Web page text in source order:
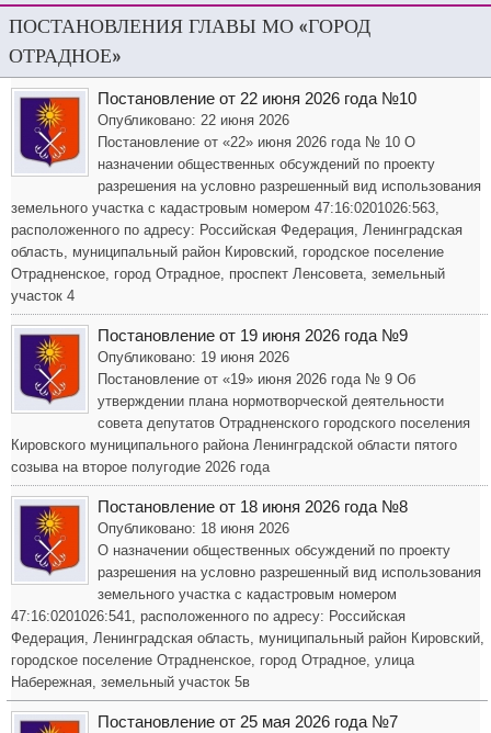
ПОСТАНОВЛЕНИЯ ГЛАВЫ МО «ГОРОД
ОТРАДНОЕ»
Постановление от 22 июня 2026 года №10
Опубликовано: 22 июня 2026
Постановление от «22» июня 2026 года № 10 О
назначении общественных обсуждений по проекту
разрешения на условно разрешенный вид использования
земельного участка с кадастровым номером 47:16:0201026:563,
расположенного по адресу: Российская Федерация, Ленинградская
область, муниципальный район Кировский, городское поселение
Отрадненское, город Отрадное, проспект Ленсовета, земельный
участок 4
Постановление от 19 июня 2026 года №9
Опубликовано: 19 июня 2026
Постановление от «19» июня 2026 года № 9 Об
утверждении плана нормотворческой деятельности
совета депутатов Отрадненского городского поселения
Кировского муниципального района Ленинградской области пятого
созыва на второе полугодие 2026 года
Постановление от 18 июня 2026 года №8
Опубликовано: 18 июня 2026
О назначении общественных обсуждений по проекту
разрешения на условно разрешенный вид использования
земельного участка с кадастровым номером
47:16:0201026:541, расположенного по адресу: Российская
Федерация, Ленинградская область, муниципальный район Кировский,
городское поселение Отрадненское, город Отрадное, улица
Набережная, земельный участок 5в
Постановление от 25 мая 2026 года №7